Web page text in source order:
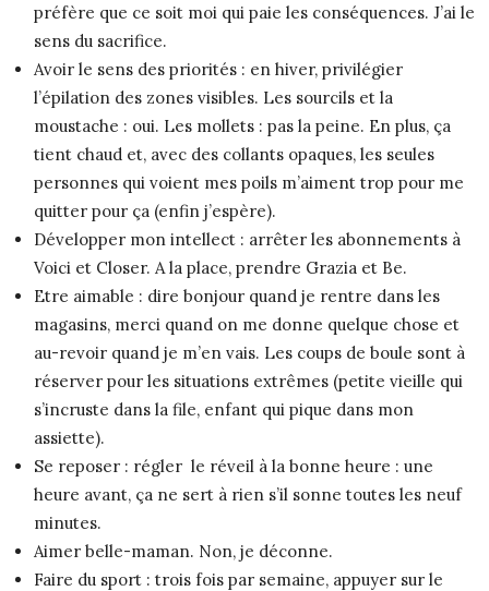
préfère que ce soit moi qui paie les conséquences. J’ai le
sens du sacrifice.
Avoir le sens des priorités : en hiver, privilégier
l’épilation des zones visibles. Les sourcils et la
moustache : oui. Les mollets : pas la peine. En plus, ça
tient chaud et, avec des collants opaques, les seules
personnes qui voient mes poils m’aiment trop pour me
quitter pour ça (enfin j’espère).
Développer mon intellect : arrêter les abonnements à
Voici et Closer. A la place, prendre Grazia et Be.
Etre aimable : dire bonjour quand je rentre dans les
magasins, merci quand on me donne quelque chose et
au-revoir quand je m’en vais. Les coups de boule sont à
réserver pour les situations extrêmes (petite vieille qui
s’incruste dans la file, enfant qui pique dans mon
assiette).
Se reposer : régler le réveil à la bonne heure : une
heure avant, ça ne sert à rien s’il sonne toutes les neuf
minutes.
Aimer belle-maman. Non, je déconne.
Faire du sport : trois fois par semaine, appuyer sur le